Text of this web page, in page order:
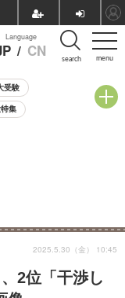
menu
Language
/ CN search
受験
集
2位「干渉し
2025.5.30（金） 10:45